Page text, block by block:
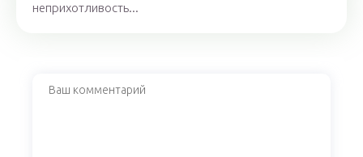
неприхотливость...